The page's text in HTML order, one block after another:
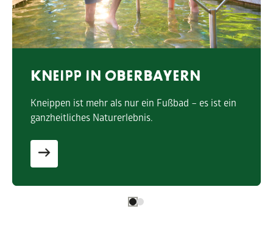
ist ein
BADESEEN IN
Oberbayern ist reich an Seen – glasklar,
oft noch echte Geheimtipps.